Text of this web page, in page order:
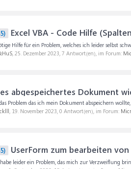
Excel VBA - Code Hilfe
Hilfe für ein Problem, welches ich leider selbst
, 25. Dezember 2023, 7 Antwort(en), im Forum:
abgespeichertes Dokument
Problem das ich mein Dokument abspeichern
, 19. November 2023, 0 Antwort(en), im Forum:
UserForm zum bearbeiten
leider ein Problem, das mich zur Verzweiflung